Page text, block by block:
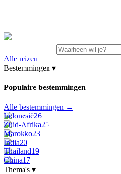
Alle reizen
Bestemmingen ▾
Populaire bestemmingen
Alle bestemmingen →
Indonesië26
Zuid-Afrika25
Marokko23
India20
Thailand19
China17
Thema's ▾